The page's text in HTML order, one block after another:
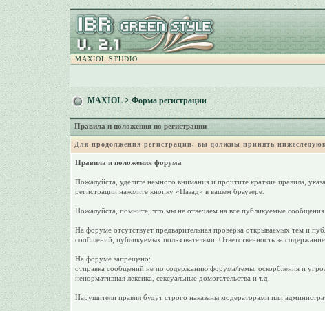
MAXIOL STUDIO
MAXIOL> Форма регистрации
Правила и положения по регистрации
Для продолжения регистрации, вы должны принять
Правила и положения форума
Пожалуйста, уделите немного внимания и прочтите краткие правила,
регистрации нажмите кнопку «Назад» в вашем браузере.
Пожалуйста, помните, что мы не отвечаем на все публикуемые сообщения.
На форуме отсутствует предварительная проверка открываемых тем и
сообщений, публикуемых пользователями. Ответственность за
На форуме запрещено:
отправка сообщений не по содержанию форума/темы, оскорбления и
ненормативная лексика, сексуальные домогательства и т.д.
Нарушители правил будут строго наказаны модераторами или